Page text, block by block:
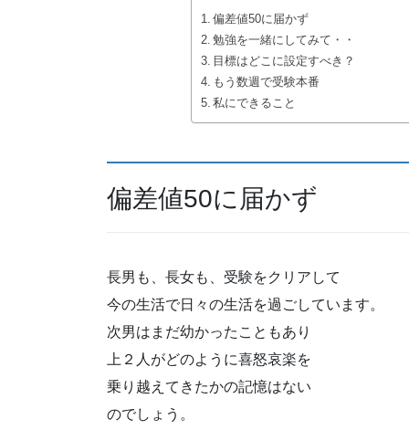
偏差値50に届かず
勉強を一緒にしてみて・・
目標はどこに設定すべき？
もう数週で受験本番
私にできること
偏差値50に届かず
長男も、長女も、受験をクリアして
今の生活で日々の生活を過ごしています。
次男はまだ幼かったこともあり
上２人がどのように喜怒哀楽を
乗り越えてきたかの記憶はない
のでしょう。